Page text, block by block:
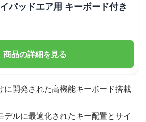
パッドエア用 キーボード付き
商品の詳細を見る
に開発された高機能キーボード搭載
ルに最適化されたキー配置とサイ